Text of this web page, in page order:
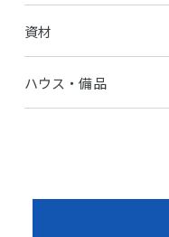
資材
ハウス・備品